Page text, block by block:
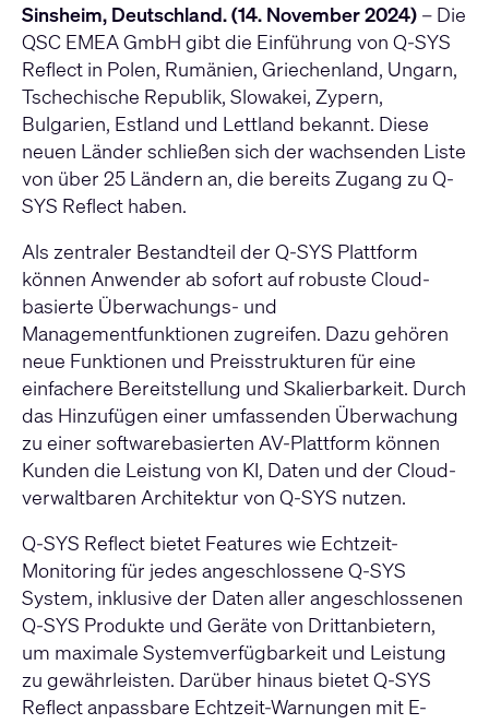
Sinsheim, Deutschland. (14. November 2024) – Die
QSC EMEA GmbH gibt die Einführung von Q-SYS
Reflect in Polen, Rumänien, Griechenland, Ungarn,
Tschechische Republik, Slowakei, Zypern,
Bulgarien, Estland und Lettland bekannt. Diese
neuen Länder schließen sich der wachsenden Liste
von über 25 Ländern an, die bereits Zugang zu Q-
SYS Reflect haben.
Als zentraler Bestandteil der Q-SYS Plattform
können Anwender ab sofort auf robuste Cloud-
basierte Überwachungs- und
Managementfunktionen zugreifen. Dazu gehören
neue Funktionen und Preisstrukturen für eine
einfachere Bereitstellung und Skalierbarkeit. Durch
das Hinzufügen einer umfassenden Überwachung
zu einer softwarebasierten AV-Plattform können
Kunden die Leistung von KI, Daten und der Cloud-
verwaltbaren Architektur von Q-SYS nutzen.
Q-SYS Reflect bietet Features wie Echtzeit-
Monitoring für jedes angeschlossene Q-SYS
System, inklusive der Daten aller angeschlossenen
Q-SYS Produkte und Geräte von Drittanbietern,
um maximale Systemverfügbarkeit und Leistung
zu gewährleisten. Darüber hinaus bietet Q-SYS
Reflect anpassbare Echtzeit-Warnungen mit E-